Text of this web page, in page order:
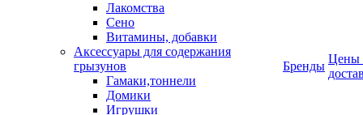
Лакомства
Сено
Витамины, добавки
Аксессуары для содержания
грызунов
Гамаки,тоннели
Домики
Игрушки
Бренды
Цены